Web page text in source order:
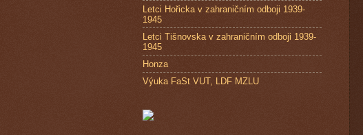
Letci Hořicka v zahraničním odboji 1939-
1945
Letci Tišnovska v zahraničním odboji 1939-
1945
Honza
Výuka FaSt VUT, LDF MZLU